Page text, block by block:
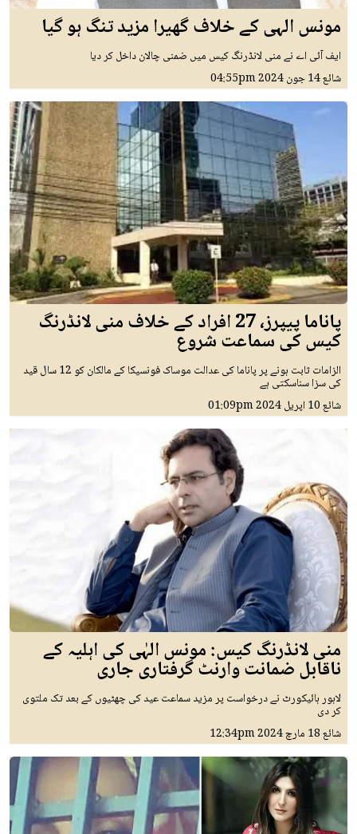
مونس الہی کے خلاف گھیرا مزید تنگ ہو گیا
ایف آئی اے نے منی لانڈرنگ کیس میں ضمنی چالان داخل کر دیا
شائع14 جون 2024 04:55pm
پاناما پیپرز، 27 افراد کے خلاف منی لانڈرنگ
کیس کی سماعت شروع
الزامات ثابت ہونے پر پاناما کی عدالت موساک فونسیکا کے مالکان کو 12 سال قید
کی سزا سناسکتی ہے
شائع10 اپريل 2024 01:09pm
منی لانڈرنگ کیس: مونس الہٰی کی اہلیہ کے
ناقابل ضمانت وارنٹ گرفتاری جاری
لاہور ہائیکورٹ نے درخواست پر مزید سماعت عید کی چھٹیوں کے بعد تک ملتوی
کر دی
شائع18 مارچ 2024 12:34pm